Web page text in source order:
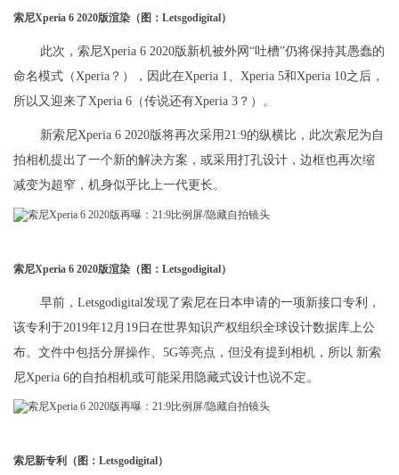
索尼Xperia 6 2020版渲染（图：Letsgodigital）
此次，索尼Xperia 6 2020版新机被外网“吐槽”仍将保持其愚蠢的
命名模式（Xperia？），因此在Xperia 1、Xperia 5和Xperia 10之后，
所以又迎来了Xperia 6（传说还有Xperia 3？）。
新索尼Xperia 6 2020版将再次采用21:9的纵横比，此次索尼为自
拍相机提出了一个新的解决方案，或采用打孔设计，边框也再次缩
减变为超窄，机身似乎比上一代更长。
索尼Xperia 6 2020版渲染（图：Letsgodigital）
早前，Letsgodigital发现了索尼在日本申请的一项新接口专利，
该专利于2019年12月19日在世界知识产权组织全球设计数据库上公
布。文件中包括分屏操作、5G等亮点，但没有提到相机，所以 新索
尼Xperia 6的自拍相机或可能采用隐藏式设计也说不定。
索尼新专利（图：Letsgodigital）